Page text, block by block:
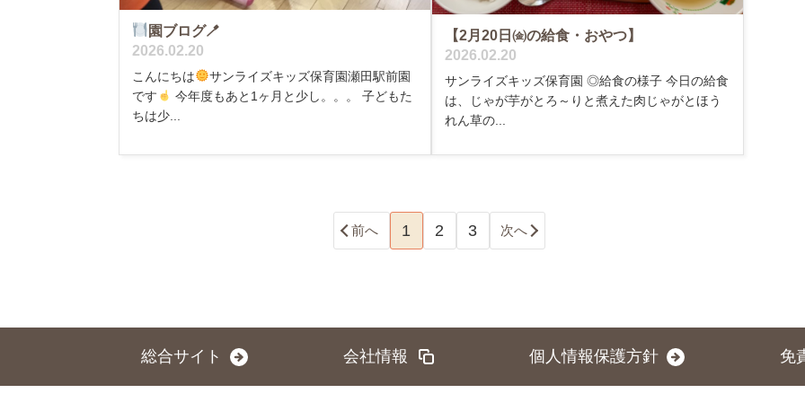
園ブログ🪥
2026.02.20
こんにちは
サンライズキッズ保育園瀬田駅前園
です
今年度もあと1ヶ月と少し。。。 子どもた
ちは少...
【2月20日㈮の給食・おやつ】
2026.02.20
サンライズキッズ保育園 ◎給食の様子 今日の給食
は、じゃが芋がとろ～りと煮えた肉じゃがとほう
れん草の...
前へ 1 2 3 次へ
総合サイト 会社情報 個人情報保護方針 免